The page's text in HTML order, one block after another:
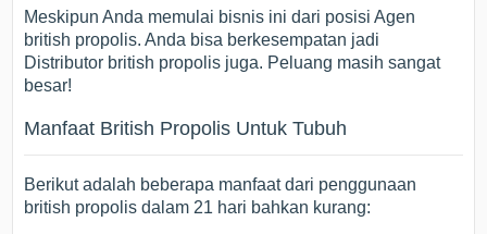
Meskipun Anda memulai bisnis ini dari posisi Agen
british propolis. Anda bisa berkesempatan jadi
Distributor british propolis juga. Peluang masih sangat
besar!
Manfaat British Propolis Untuk Tubuh
Berikut adalah beberapa manfaat dari penggunaan
british propolis dalam 21 hari bahkan kurang: